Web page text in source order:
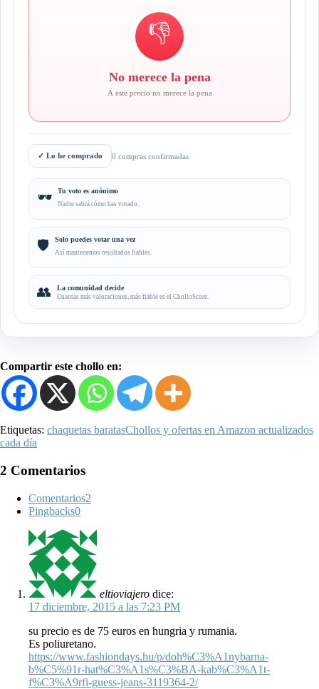
👎
No merece la pena
A este precio no merece la pena
✓ Lo he comprado 0 compras confirmadas
🕶️ Tu voto es anónimo
Nadie sabrá cómo has votado.
🛡️ Solo puedes votar una vez
Así mantenemos resultados fiables.
👥 La comunidad decide
Cuantas más valoraciones, más fiable es el CholloScore.
Compartir este chollo en:
Etiquetas: chaquetas baratasChollos y ofertas en Amazon actualizados
cada día
2 Comentarios
Comentarios2
Pingbacks0
eltioviajero dice:
17 diciembre, 2015 a las 7:23 PM
su precio es de 75 euros en hungria y rumania.
Es poliuretano.
https://www.fashiondays.hu/p/doh%C3%A1nybarna-
b%C5%91r-hat%C3%A1s%C3%BA-kab%C3%A1t-
f%C3%A9rfi-guess-jeans-3119364-2/